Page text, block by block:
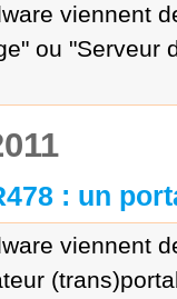
viennent
ou "Serveur
: un
viennent